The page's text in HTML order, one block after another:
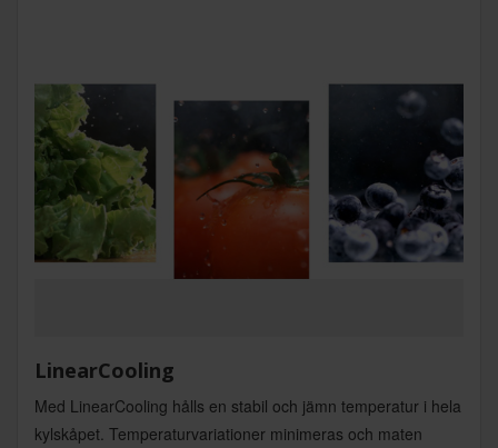
LinearCooling
Med LinearCooling hålls en stabil och jämn temperatur i hela
kylskåpet. Temperaturvariationer minimeras och maten